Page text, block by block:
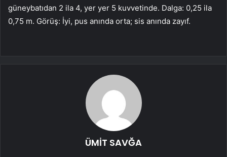
güneybatıdan 2 ila 4, yer yer 5 kuvvetinde. Dalga: 0,25 ila
0,75 m. Görüş: İyi, pus anında orta; sis anında zayıf.
ÜMİT SAVĞA